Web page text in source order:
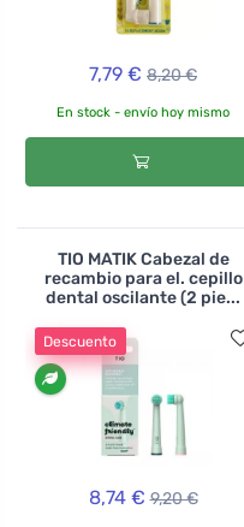
7,79 € 8,20 €
En stock - envío hoy mismo
TIO MATIK Cabezal de
recambio para el. cepillo
dental oscilante (2 pie...
Descuento
8,74 € 9,20 €